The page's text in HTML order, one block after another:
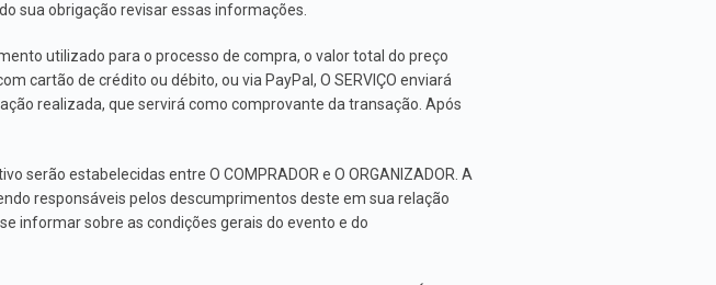
sua obrigação revisar essas informações.
utilizado para o processo de compra, o valor total do preço
cartão de crédito ou débito, ou via PayPal, O SERVIÇO enviará
realizada, que servirá como comprovante da transação. Após
estabelecidas entre O COMPRADOR e O ORGANIZADOR. A
responsáveis pelos descumprimentos deste em sua relação
informar sobre as condições gerais do evento e do